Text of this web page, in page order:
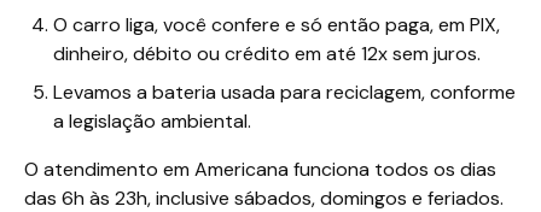
O carro liga, você confere e só então paga, em PIX,
dinheiro, débito ou crédito em até 12x sem juros.
Levamos a bateria usada para reciclagem, conforme
a legislação ambiental.
O atendimento em Americana funciona todos os dias
das 6h às 23h, inclusive sábados, domingos e feriados.